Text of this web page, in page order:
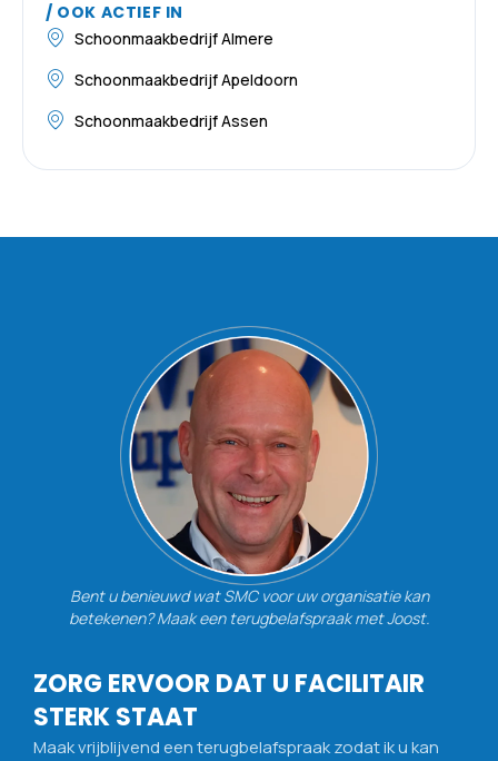
/ OOK ACTIEF IN
Schoonmaakbedrijf Almere
Schoonmaakbedrijf Apeldoorn
Schoonmaakbedrijf Assen
Bent u benieuwd wat SMC voor uw organisatie kan
betekenen? Maak een terugbelafspraak met Joost.
ZORG ERVOOR DAT U FACILITAIR
STERK STAAT
Maak vrijblijvend een terugbelafspraak zodat ik u kan